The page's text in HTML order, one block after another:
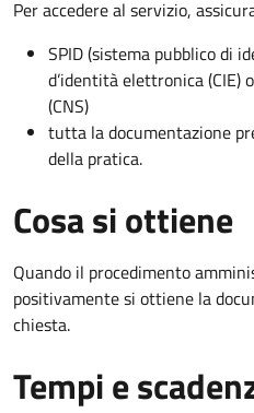
Per accedere al servizio,
SPID (sistema pubblico di
d’identità elettronica (CIE)
(CNS)
tutta la documentazione
della pratica.
Cosa si ottiene
Quando il procedimento
positivamente si ottiene la
chiesta.
Tempi e